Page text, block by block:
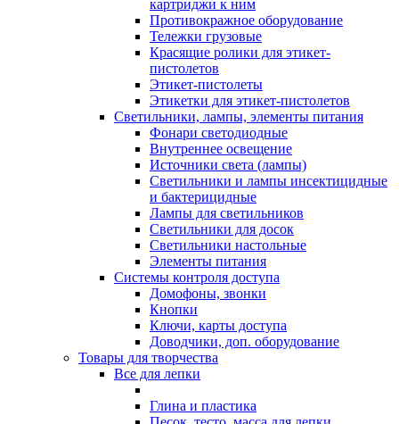
картриджи к ним
Противокражное оборудование
Тележки грузовые
Красящие ролики для этикет-
пистолетов
Этикет-пистолеты
Этикетки для этикет-пистолетов
Светильники, лампы, элементы питания
Фонари светодиодные
Внутреннее освещение
Источники света (лампы)
Светильники и лампы инсектицидные
и бактерицидные
Лампы для светильников
Светильники для досок
Светильники настольные
Элементы питания
Системы контроля доступа
Домофоны, звонки
Кнопки
Ключи, карты доступа
Доводчики, доп. оборудование
Товары для творчества
Все для лепки
Глина и пластика